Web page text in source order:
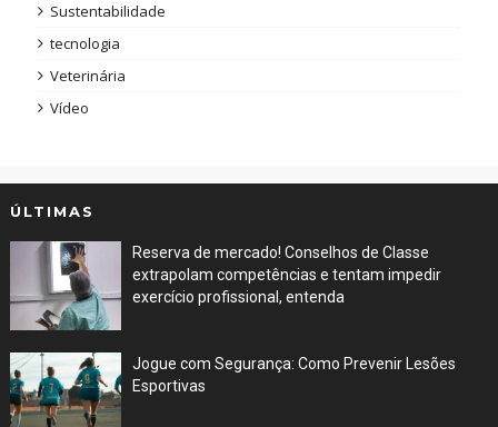
Sustentabilidade
tecnologia
Veterinária
Vídeo
ÚLTIMAS
Reserva de mercado! Conselhos de Classe
extrapolam competências e tentam impedir
exercício profissional, entenda
Jogue com Segurança: Como Prevenir Lesões
Esportivas